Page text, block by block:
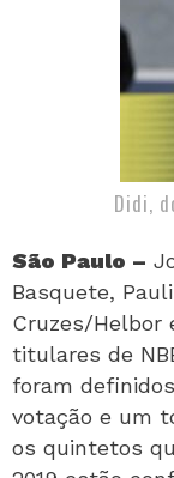
Didi,
São Paulo –
Basquete,
Cruzes/Helbor
titulares de
foram
votação e um
os quintetos